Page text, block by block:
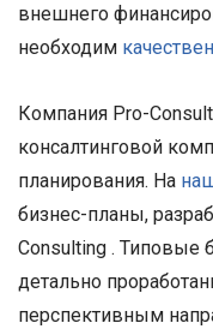
внешнего
необходим
Компания Pro-
консалтинговой
планирования. На
бизнес-планы,
Consulting . Типовые
детально
перспективным